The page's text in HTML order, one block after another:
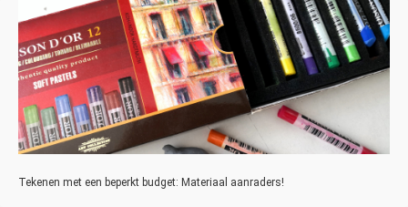
Tekenen met een beperkt budget: Materiaal aanraders!